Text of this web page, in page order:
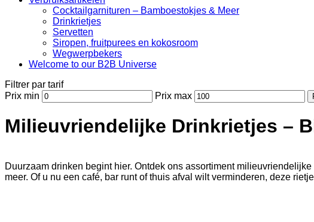
Cocktailgarnituren – Bamboestokjes & Meer
Drinkrietjes
Servetten
Siropen, fruitpurees en kokosroom
Wegwerpbekers
Welcome to our B2B Universe
Filtrer par tarif
Prix min
Prix max
Milieuvriendelijke Drinkrietjes –
Duurzaam drinken begint hier. Ontdek ons assortiment
meer. Of u nu een café, bar runt of thuis afval wilt verminderen, deze